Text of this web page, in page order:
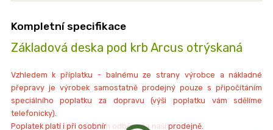
Kompletní specifikace
Základová deska pod krb Arcus otrýskaná
Vzhledem k příplatku - balnému ze strany výrobce a nákladné
přepravy je výrobek samostatně prodejný pouze s připočítáním
speciálního poplatku za dopravu (výši poplatku vám sdělíme
telefonicky).
Poplatek platí i při osobním odběru na naší prodejně.